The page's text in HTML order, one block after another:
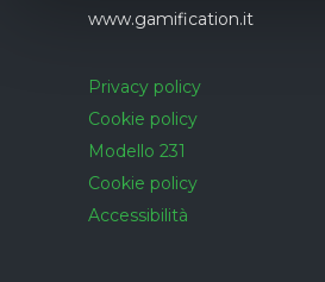
www.gamification.it
Privacy policy
Cookie policy
Modello 231
Cookie policy
Accessibilità